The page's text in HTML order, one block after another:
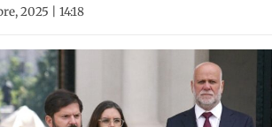
2025 | 14:18